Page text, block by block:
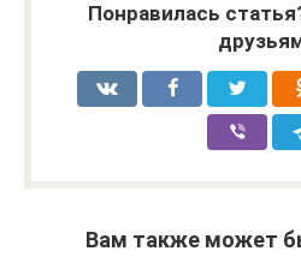
Понравилась
Вам также может